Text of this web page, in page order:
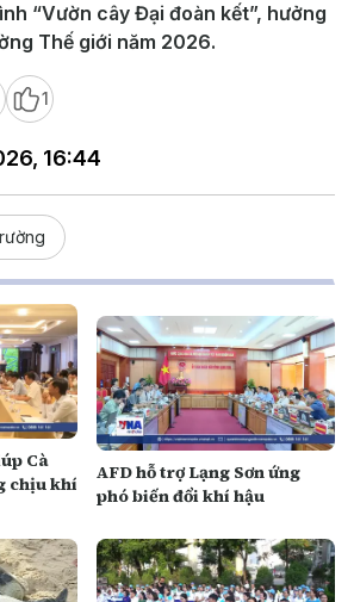
“Vườn cây Đại đoàn kết”, hưởng
Thế giới năm 2026.
1
16:44
Cà
chịu khí
AFD hỗ trợ Lạng Sơn ứng
phó biến đổi khí hậu